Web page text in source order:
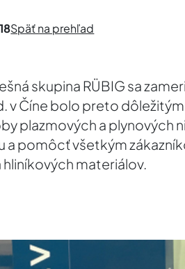
Späť na prehľad
skupina RÜBIG sa
v Číne bolo preto
plazmových a plynových
pomôcť všetkým
materiálov.